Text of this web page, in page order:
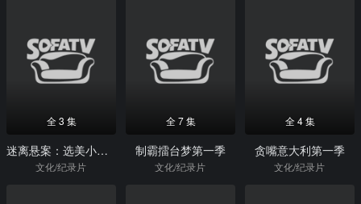
全 3 集
迷离悬案：选美小皇后之死
文化/纪录片
全 7 集
制霸擂台梦第一季
文化/纪录片
全 4 集
贪嘴意大利第一季
文化/纪录片